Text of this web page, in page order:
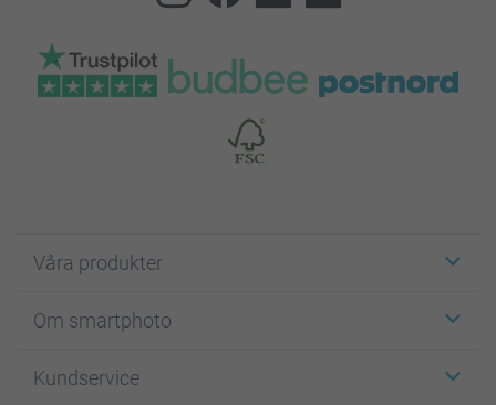
Våra produkter
Fotokort
Fotoböcker
Om smartphoto
För affiliates
Kundservice